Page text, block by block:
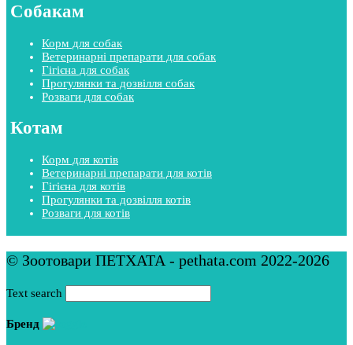
Собакам
Корм для собак
Ветеринарні препарати для собак
Гігієна для собак
Прогулянки та дозвілля собак
Розваги для собак
Котам
Корм для котів
Ветеринарні препарати для котів
Гігієна для котів
Прогулянки та дозвілля котів
Розваги для котів
© Зоотовари ПЕТХАТА - pethata.com 2022-2026
Text search
Бренд